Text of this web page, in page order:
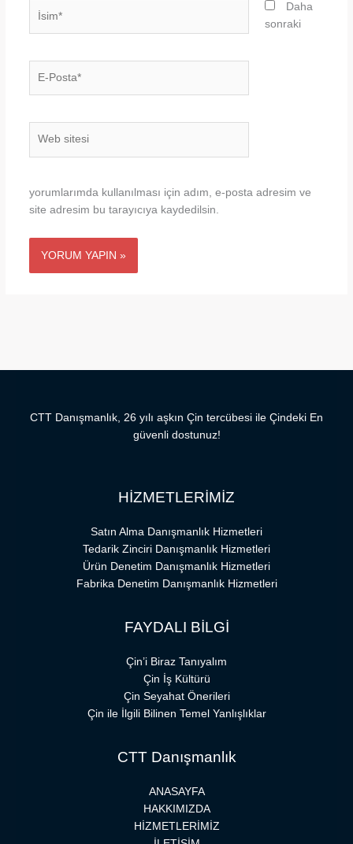
Posta*
Daha
sonraki
yorumlarımda kullanılması için adım, e-posta adresim ve
site adresim bu tarayıcıya kaydedilsin.
CTT Danışmanlık, 26 yılı aşkın Çin tercübesi ile Çindeki En
güvenli dostunuz!
HİZMETLERİMİZ
Satın Alma Danışmanlık Hizmetleri
Tedarik Zinciri Danışmanlık Hizmetleri
Ürün Denetim Danışmanlık Hizmetleri
Fabrika Denetim Danışmanlık Hizmetleri
FAYDALI BİLGİ
Çin’i Biraz Tanıyalım
Çin İş Kültürü
Çin Seyahat Önerileri
Çin ile İlgili Bilinen Temel Yanlışlıklar
CTT Danışmanlık
ANASAYFA
HAKKIMIZDA
HİZMETLERİMİZ